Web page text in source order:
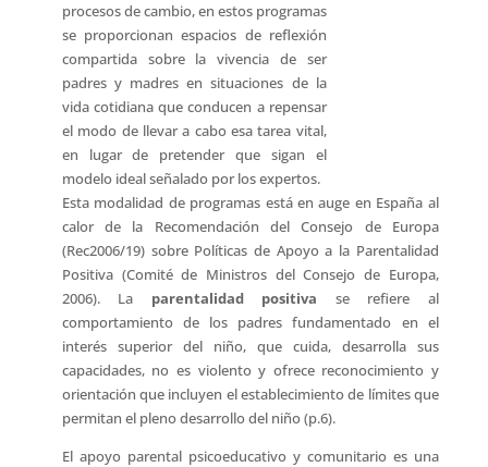
procesos de cambio, en estos programas
se proporcionan espacios de reflexión
compartida sobre la vivencia de ser
padres y madres en situaciones de la
vida cotidiana que conducen a repensar
el modo de llevar a cabo esa tarea vital,
en lugar de pretender que sigan el
modelo ideal señalado por los expertos.
Esta modalidad de programas está en auge en España al
calor de la Recomendación del Consejo de Europa
(Rec2006/19) sobre Políticas de Apoyo a la Parentalidad
Positiva (Comité de Ministros del Consejo de Europa,
2006). La parentalidad positiva se refiere al
comportamiento de los padres fundamentado en el
interés superior del niño, que cuida, desarrolla sus
capacidades, no es violento y ofrece reconocimiento y
orientación que incluyen el establecimiento de límites que
permitan el pleno desarrollo del niño (p.6).
El apoyo parental psicoeducativo y comunitario es una